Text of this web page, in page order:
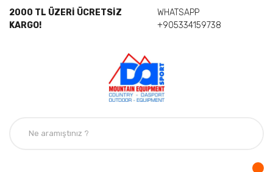
2000 TL ÜZERİ ÜCRETSİZ
KARGO!
WHATSAPP
+905334159738